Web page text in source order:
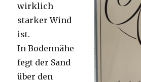
wirklich
starker Wind
ist.
In Bodennähe
fegt der Sand
über den